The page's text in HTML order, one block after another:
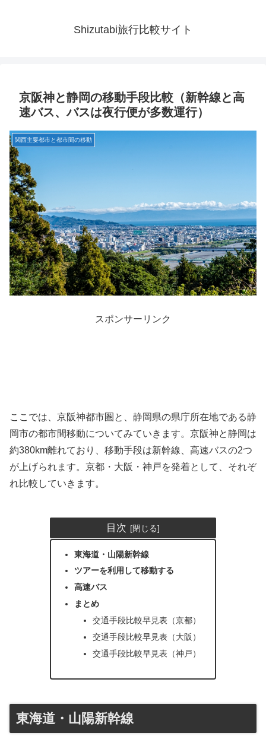
Shizutabi旅行比較サイト
京阪神と静岡の移動手段比較（新幹線と高
速バス、バスは夜行便が多数運行）
関西主要都市と都市間の移動
スポンサーリンク
ここでは、京阪神都市圏と、静岡県の県庁所在地である静
岡市の都市間移動についてみていきます。京阪神と静岡は
約380km離れており、移動手段は新幹線、高速バスの2つ
が上げられます。京都・大阪・神戸を発着として、それぞ
れ比較していきます。
目次
東海道・山陽新幹線
ツアーを利用して移動する
高速バス
まとめ
交通手段比較早見表（京都）
交通手段比較早見表（大阪）
交通手段比較早見表（神戸）
東海道・山陽新幹線